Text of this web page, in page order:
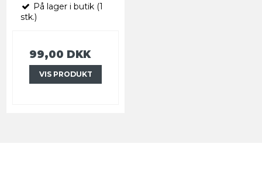
På lager i butik (1
stk.)
99,00 DKK
VIS PRODUKT